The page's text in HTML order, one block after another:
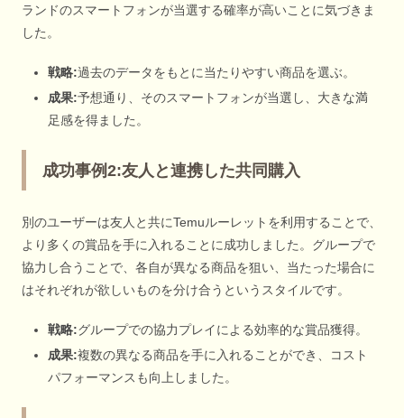
ランドのスマートフォンが当選する確率が高いことに気づきま
した。
戦略:過去のデータをもとに当たりやすい商品を選ぶ。
成果:予想通り、そのスマートフォンが当選し、大きな満
足感を得ました。
成功事例2:友人と連携した共同購入
別のユーザーは友人と共にTemuルーレットを利用することで、
より多くの賞品を手に入れることに成功しました。グループで
協力し合うことで、各自が異なる商品を狙い、当たった場合に
はそれぞれが欲しいものを分け合うというスタイルです。
戦略:グループでの協力プレイによる効率的な賞品獲得。
成果:複数の異なる商品を手に入れることができ、コスト
パフォーマンスも向上しました。